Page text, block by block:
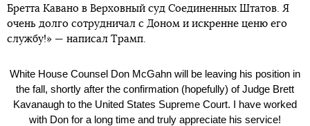
Бретта Кавано в Верховный суд Соединенных Штатов. Я
очень долго сотрудничал с Доном и искренне ценю его
службу!» — написал Трамп.
White House Counsel Don McGahn will be leaving his position in
the fall, shortly after the confirmation (hopefully) of Judge Brett
Kavanaugh to the United States Supreme Court. I have worked
with Don for a long time and truly appreciate his service!